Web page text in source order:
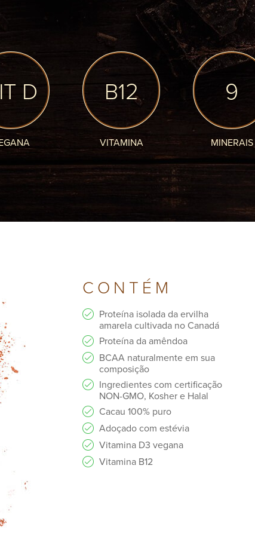
D B12
VITAMINA
9
MINERAIS
CONTÉM
Proteína isolada da ervilha
amarela cultivada no Canadá
Proteína da amêndoa
BCAA naturalmente em sua
composição
Ingredientes com certificação
NON-GMO, Kosher e Halal
Cacau 100% puro
Adoçado com estévia
Vitamina D3 vegana
Vitamina B12